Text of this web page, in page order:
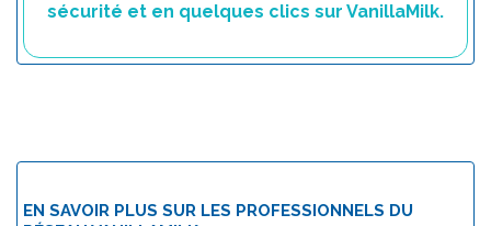
sécurité et en quelques clics sur VanillaMilk.
EN SAVOIR PLUS SUR LES PROFESSIONNELS DU